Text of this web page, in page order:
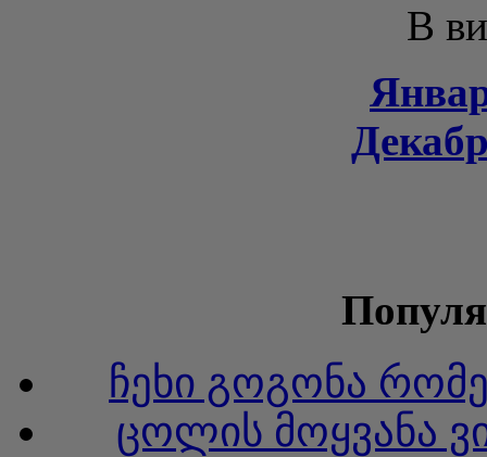
В
ჩეხი გოგონა
ცოლის მოყვანა